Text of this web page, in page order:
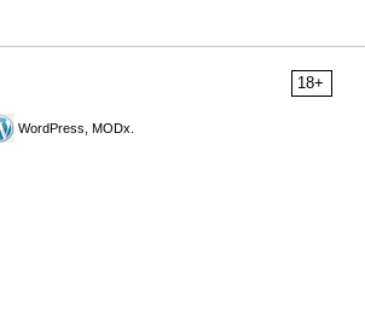
18+
WordPress, MODx.